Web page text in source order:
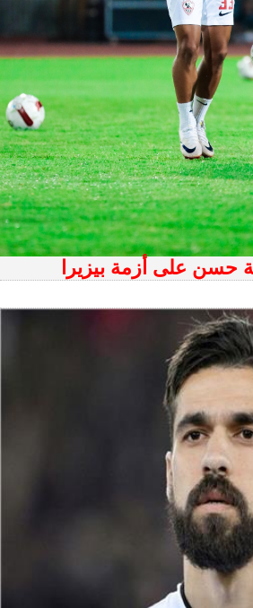
حسن على أزمة بيزيرا